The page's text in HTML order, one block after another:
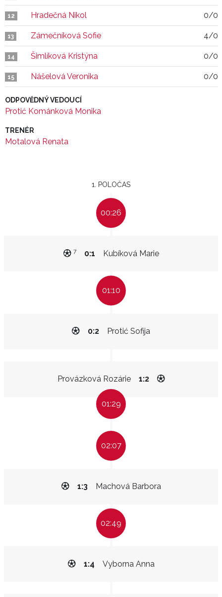
12 Hradečná Nikol 0/0
13 Zámečníková Sofie 4/0
14 Šimlíková Kristýna 0/0
15 Nášelová Veronika 0/0
ODPOVĚDNÝ VEDOUCÍ
Protić Kománková Monika
TRENÉR
Motalová Renata
1. POLOČAS
00:26
Kubíková Marie
0:1
7
01:10
Protić Sofija
0:2
Provázková Rozárie 1:2
01:29
02:07
Machová Barbora
1:3
02:49
Vyborna Anna
1:4